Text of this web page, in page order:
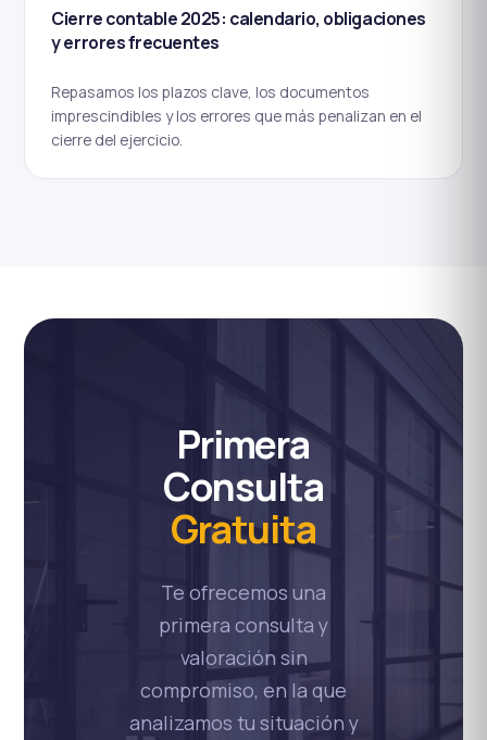
Cierre contable 2025: calendario, obligaciones
y errores frecuentes
Repasamos los plazos clave, los documentos
imprescindibles y los errores que más penalizan en el
cierre del ejercicio.
Primera
Consulta
Gratuita
Te ofrecemos una
primera consulta y
valoración sin
compromiso, en la que
analizamos tu situación y